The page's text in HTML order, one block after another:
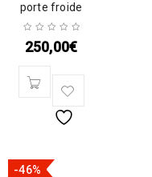
porte froide
250,00€
-46%